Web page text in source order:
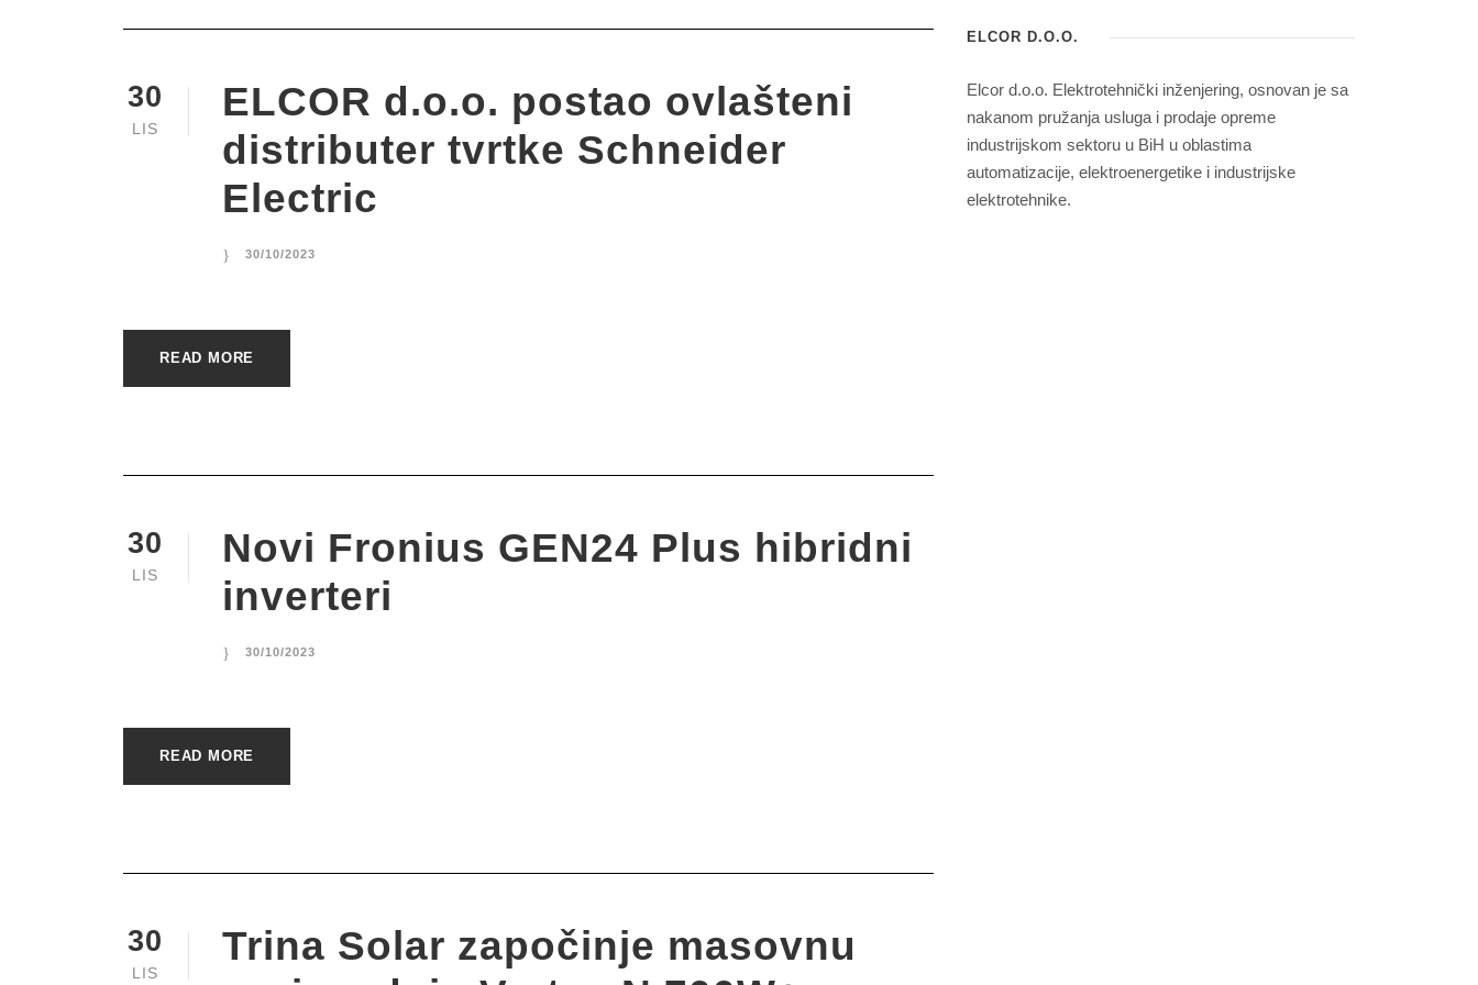
30
LIS
ELCOR d.o.o. postao ovlašteni
distributer tvrtke Schneider
Electric
30/10/2023
READ MORE
30
LIS
Novi Fronius GEN24 Plus hibridni
inverteri
30/10/2023
READ MORE
30
LIS
Trina Solar započinje masovnu
ELCOR D.O.O.
Elcor d.o.o. Elektrotehnički inženjering, osnovan je sa
nakanom pružanja usluga i prodaje opreme
industrijskom sektoru u BiH u oblastima
automatizacije, elektroenergetike i industrijske
elektrotehnike.